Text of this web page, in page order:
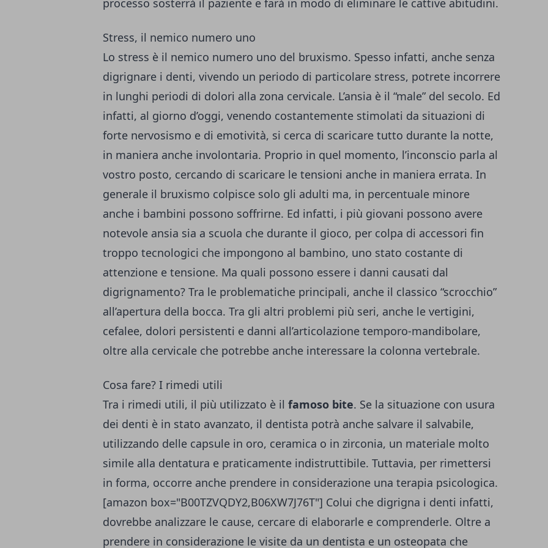
processo sosterrà il paziente e farà in modo di eliminare le cattive abitudini.
Stress, il nemico numero uno
Lo stress è il nemico numero uno del bruxismo. Spesso infatti, anche senza
digrignare i denti, vivendo un periodo di particolare stress, potrete incorrere
in lunghi periodi di dolori alla zona cervicale. L’ansia è il “male” del secolo. Ed
infatti, al giorno d’oggi, venendo costantemente stimolati da situazioni di
forte nervosismo e di emotività, si cerca di scaricare tutto durante la notte,
in maniera anche involontaria. Proprio in quel momento, l’inconscio parla al
vostro posto, cercando di scaricare le tensioni anche in maniera errata. In
generale il bruxismo colpisce solo gli adulti ma, in percentuale minore
anche i bambini possono soffrirne. Ed infatti, i più giovani possono avere
notevole ansia sia a scuola che durante il gioco, per colpa di accessori fin
troppo tecnologici che impongono al bambino, uno stato costante di
attenzione e tensione. Ma quali possono essere i danni causati dal
digrignamento? Tra le problematiche principali, anche il classico “scrocchio”
all’apertura della bocca. Tra gli altri problemi più seri, anche le vertigini,
cefalee, dolori persistenti e danni all’articolazione temporo-mandibolare,
oltre alla cervicale che potrebbe anche interessare la colonna vertebrale.
Cosa fare? I rimedi utili
Tra i rimedi utili, il più utilizzato è il famoso bite. Se la situazione con usura
dei denti è in stato avanzato, il dentista potrà anche salvare il salvabile,
utilizzando delle capsule in oro, ceramica o in zirconia, un materiale molto
simile alla dentatura e praticamente indistruttibile. Tuttavia, per rimettersi
in forma, occorre anche prendere in considerazione una terapia psicologica.
[amazon box="B00TZVQDY2,B06XW7J76T"] Colui che digrigna i denti infatti,
dovrebbe analizzare le cause, cercare di elaborarle e comprenderle. Oltre a
prendere in considerazione le visite da un dentista e un osteopata che